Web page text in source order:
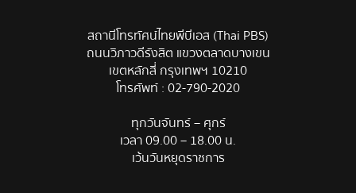
สถานีโทรทัศน์ไทยพีบีเอส (Thai PBS)
ถนนวิภาวดีรังสิต แขวงตลาดบางเขน
เขตหลักสี่ กรุงเทพฯ 10210
โทรศัพท์ :02-790-2020
ทุกวันจันทร์ – ศุกร์
เวลา 09.00 – 18.00 น.
เว้นวันหยุดราชการ